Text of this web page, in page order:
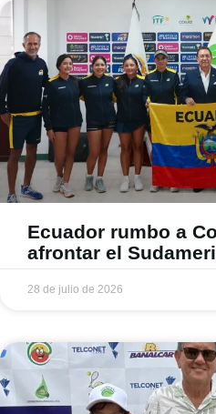
Ecuador rumbo a
afrontar el
28 de julio de 2026